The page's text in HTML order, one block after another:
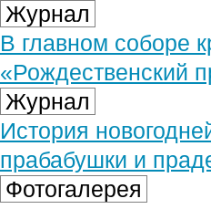
Журнал
В главном соборе
«Рождественский
Журнал
История
прабабушки и
Фотогалерея